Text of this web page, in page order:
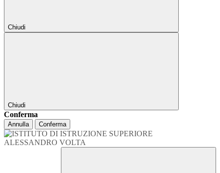
Chiudi
Chiudi
Conferma
Annulla Conferma